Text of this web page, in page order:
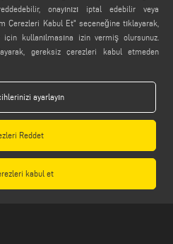
onayınızı iptal edebilir veya
Çerezleri Kabul Et" seçeneğine tıklayarak,
kullanılmasına izin vermiş olursunuz.
gereksiz çerezleri kabul etmeden
ayarlayın
Reddet
kabul et